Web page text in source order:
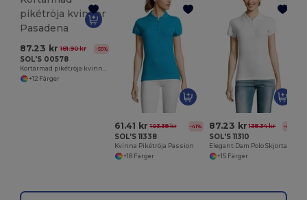
87.23 kr 181.90 kr -55%
SOL'S 00578
Kortärmad pikétröja kvinnor Pasadena
+12 Färger
61.41 kr 103.38 kr -41%
SOL'S 11338
Kvinna Pikétröja Passion
+18 Färger
87.23 kr 138.34 kr -45%
SOL'S 11310
+15 Färger